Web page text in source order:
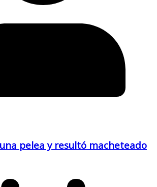
pelea y resultó macheteado